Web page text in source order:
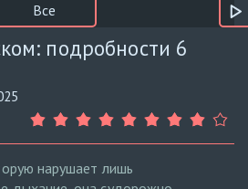
Все
подробности 6
нарушает лишь